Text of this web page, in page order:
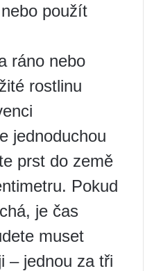
použít
ráno nebo
rostlinu
jednoduchou
prst do země
Pokud
je čas
muset
– jednou za tři